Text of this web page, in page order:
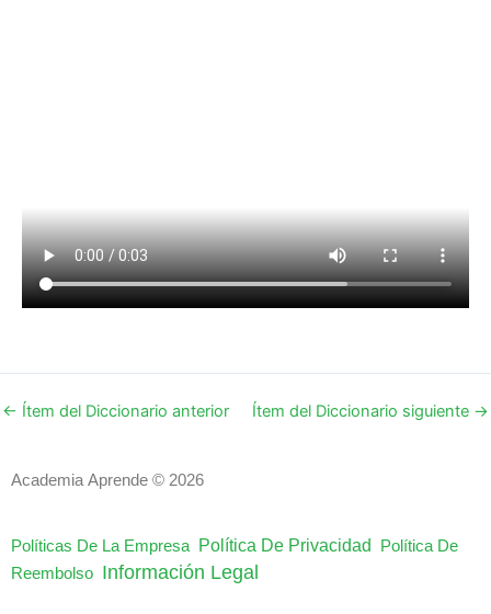
← Ítem del Diccionario anterior Ítem del Diccionario siguiente →
Academia Aprende © 2026
Políticas De La Empresa Política De Privacidad
Política De
Reembolso Información Legal